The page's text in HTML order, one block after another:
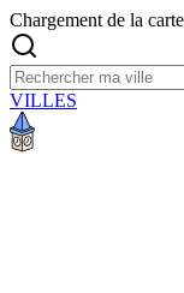
Chargement de la
VILLES